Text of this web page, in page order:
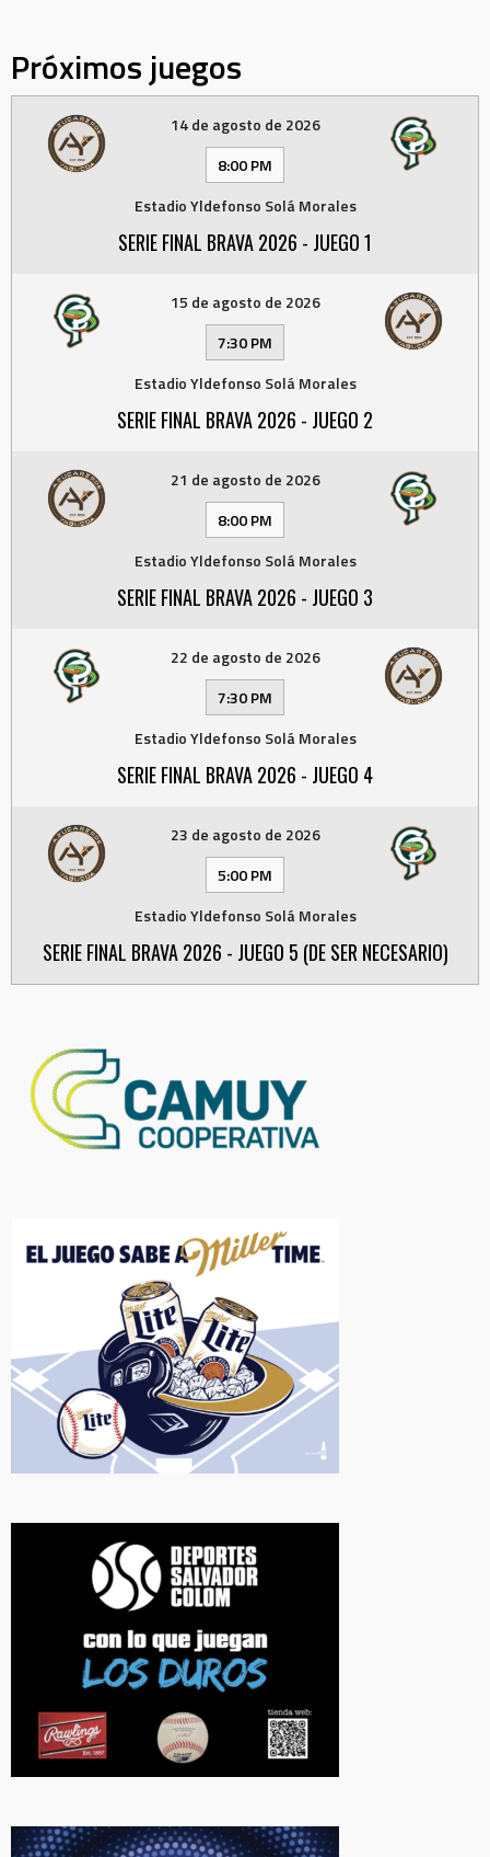
Próximos juegos
14 de agosto de 2026
8:00 PM
Estadio Yldefonso Solá Morales
SERIE FINAL BRAVA 2026 - JUEGO 1
15 de agosto de 2026
7:30 PM
Estadio Yldefonso Solá Morales
SERIE FINAL BRAVA 2026 - JUEGO 2
21 de agosto de 2026
8:00 PM
Estadio Yldefonso Solá Morales
SERIE FINAL BRAVA 2026 - JUEGO 3
22 de agosto de 2026
7:30 PM
Estadio Yldefonso Solá Morales
SERIE FINAL BRAVA 2026 - JUEGO 4
23 de agosto de 2026
5:00 PM
Estadio Yldefonso Solá Morales
SERIE FINAL BRAVA 2026 - JUEGO 5 (DE SER NECESARIO)